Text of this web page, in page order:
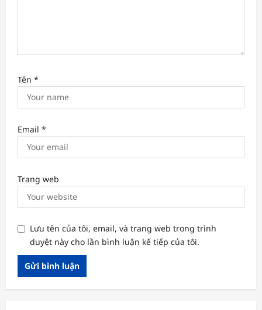
Tên *
Email *
Trang web
Lưu tên của tôi, email, và trang web trong trình
duyệt này cho lần bình luận kế tiếp của tôi.